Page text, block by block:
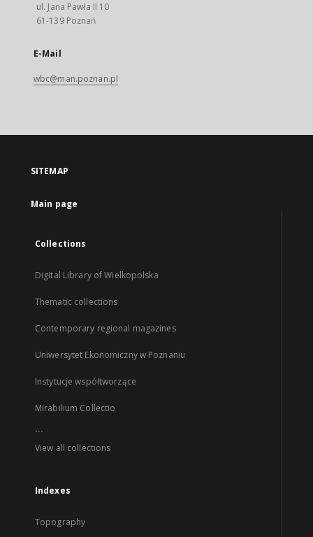
ul. Jana Pawła II 10
61-139 Poznań
E-Mail
wbc@man.poznan.pl
SITEMAP
Main page
Collections
Digital Library of Wielkopolska
Thematic collections
Contemporary regional magazines
Uniwersytet Ekonomiczny w Poznaniu
Instytucje współtworzące
Mirabilium Collectio
...
View all collections
Indexes
Topography